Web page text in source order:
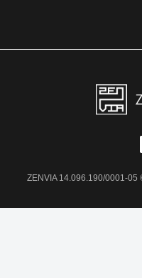
ZENVIA 14.096.190/0001-